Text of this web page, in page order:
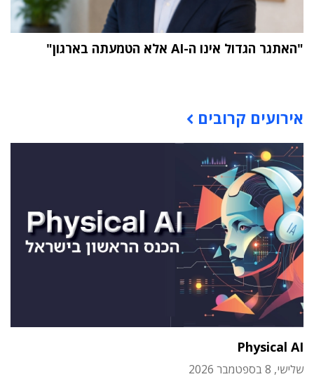
"האתגר הגדול אינו ה-AI אלא הטמעתה בארגון"
אירועים קרובים
Physical AI
שלישי, 8 בספטמבר 2026